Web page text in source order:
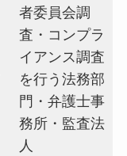
者委員会調
査・コンプラ
イアンス調査
を行う法務部
門・弁護士事
務所・監査法
人